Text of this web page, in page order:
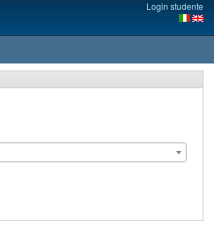
Login studente